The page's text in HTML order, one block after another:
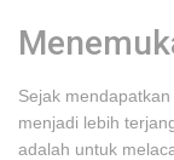
Sejak
menjadi lebih
adalah untuk